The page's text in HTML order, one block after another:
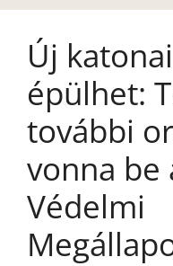
Új
épülhet:
további
vonna be
Védelmi